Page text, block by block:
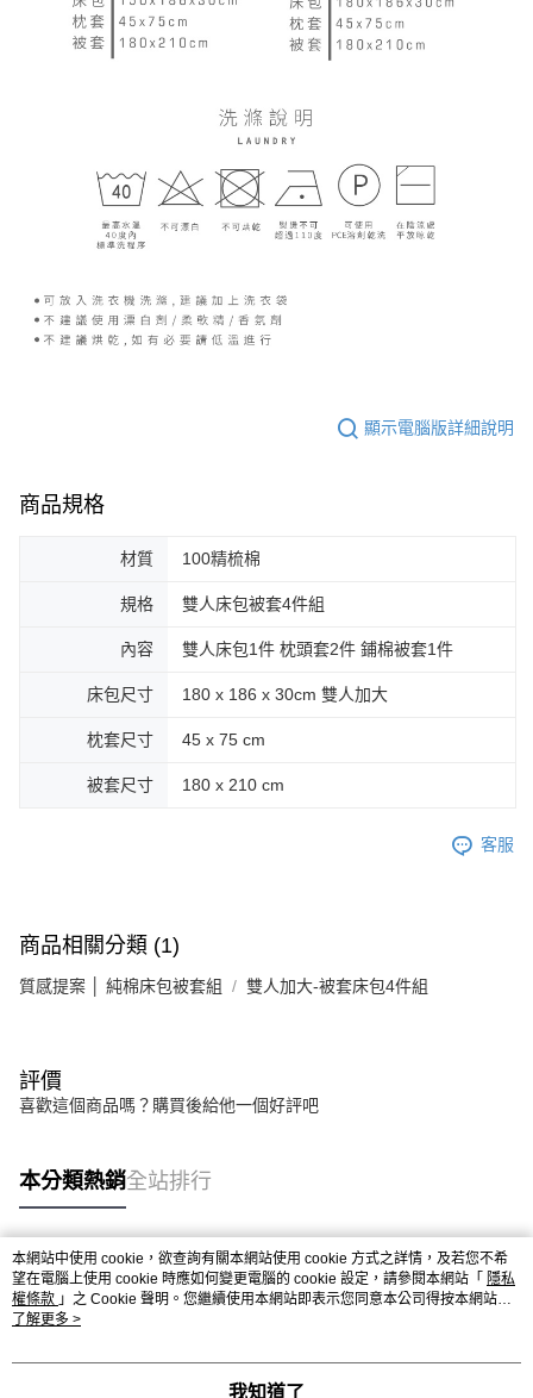
顯示電腦版詳細說明
商品規格
材質 100精梳棉
規格 雙人床包被套4件組
內容 雙人床包1件 枕頭套2件 鋪棉被套1件
床包尺寸 180 x 186 x 30cm 雙人加大
枕套尺寸 45 x 75 cm
被套尺寸 180 x 210 cm
客服
商品相關分類 (1)
質感提案 │ 純棉床包被套組 雙人加大-被套床包4件組
評價
喜歡這個商品嗎？購買後給他一個好評吧
本分類熱銷全站排行
熱門標籤
本網站中使用 cookie，欲查詢有關本網站使用 cookie 方式之詳情，及若您不希
望在電腦上使用 cookie 時應如何變更電腦的 cookie 設定，請參閱本網站「 隱私
權條款 」之 Cookie 聲明。您繼續使用本網站即表示您同意本公司得按本網站使
用條款之 Cookie 聲明使用 cookie。
了解更多 >
我知道了